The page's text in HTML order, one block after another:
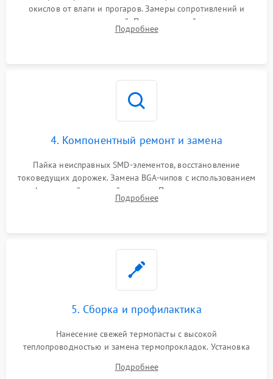
окислов от влаги и прогаров. Замеры сопротивлений и
дежурных напряжений. Проверка цепей питания,
мультиконтроллера, процессора и видеочипа.
Подробнее
4. Компонентный ремонт и замена
Пайка неисправных SMD-элементов, восстановление
токоведущих дорожек. Замена BGA-чипов с использованием
инфракрасной паяльной станции. Прошивка микросхемы
BIOS или замена поврежденных портов USB
Подробнее
5. Сборка и профилактика
Нанесение свежей термопасты с высокой
теплопроводностью и замена термопрокладок. Установка
шлейфов, модулей памяти и накопителей. Предварительная
Подробнее